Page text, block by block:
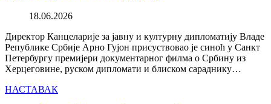
18.06.2026
Директор Канцеларије за јавну и културну дипломатију Владе
Републике Србије Арно Гујон присуствовао је синоћ у Санкт
Петербургу премијери документарног филма о Србину из
Херцеговине, руском дипломати и блиском сараднику…
НАСТАВАК